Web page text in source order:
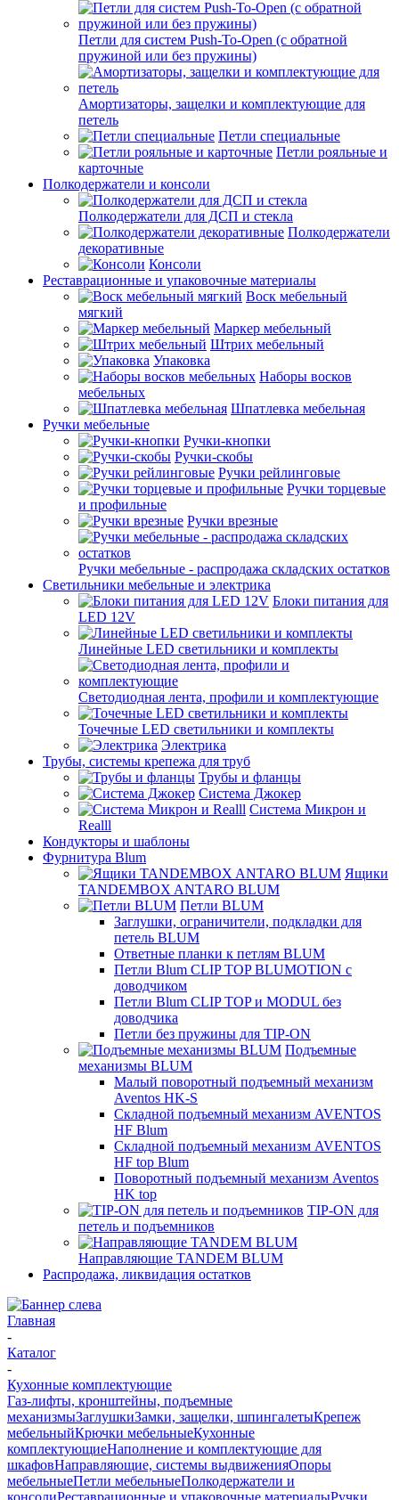
Петли для систем Push-To-Open (с обратной
пружиной или без пружины)
Амортизаторы, защелки и комплектующие для
петель
Петли специальные
Петли рояльные и
карточные
Полкодержатели и консоли
Полкодержатели для ДСП и стекла
Полкодержатели
декоративные
Консоли
Реставрационные и упаковочные материалы
Воск мебельный
мягкий
Маркер мебельный
Штрих мебельный
Упаковка
Наборы восков
мебельных
Шпатлевка мебельная
Ручки мебельные
Ручки-кнопки
Ручки-скобы
Ручки рейлинговые
Ручки торцевые
и профильные
Ручки врезные
Ручки мебельные - распродажа складских остатков
Светильники мебельные и электрика
Блоки питания для
LED 12V
Линейные LED светильники и комплекты
Светодиодная лента, профили и комплектующие
Точечные LED светильники и комплекты
Электрика
Трубы, системы крепежа для труб
Трубы и фланцы
Система Джокер
Система Микрон и
Realll
Кондукторы и шаблоны
Фурнитура Blum
Ящики
TANDEMBOX ANTARO BLUM
Петли BLUM
Заглушки, ограничители, подкладки для
петель BLUM
Ответные планки к петлям BLUM
Петли Blum CLIP TOP BLUMOTION с
доводчиком
Петли Blum CLIP TOP и MODUL без
доводчика
Петли без пружины для TIP-ON
Подъемные
механизмы BLUM
Малый поворотный подъемный механизм
Aventos HK-S
Складной подъемный механизм AVENTOS
HF Blum
Складной подъемный механизм AVENTOS
HF top Blum
Поворотный подъемный механизм Aventos
HK top
TIP-ON для
петель и подъемников
Направляющие TANDEM BLUM
Распродажа, ликвидация остатков
Главная
-
Каталог
-
Кухонные комплектующие
Газ-лифты, кронштейны, подъемные
механизмыЗаглушкиЗамки, защелки, шпингалетыКрепеж
мебельныйКрючки мебельныеКухонные
комплектующиеНаполнение и комплектующие для
шкафовНаправляющие, системы выдвиженияОпоры
мебельныеПетли мебельныеПолкодержатели и
консолиРеставрационные и упаковочные материалыРучки